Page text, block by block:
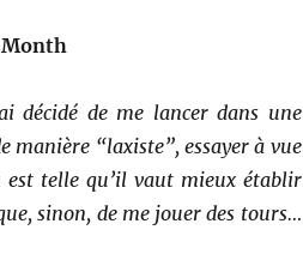
décidé de me lancer dans une
manière “laxiste”, essayer à vue
est telle qu’il vaut mieux établir
sinon, de me jouer des tours…